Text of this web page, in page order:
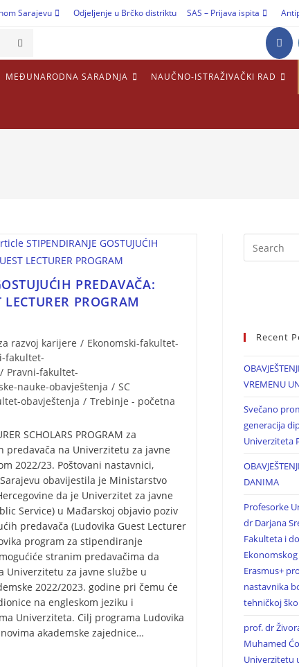
Sarajevu Odjeljenje u Brčko distriktu SAS – Prijava ispita
MEĐUNARODNA SARADNJA NAUČNO-ISTRAŽIVAČKI RAD
PREDAVAČA:
PROGRAM
razvoj karijere / Ekonomski-fakultet-
fakultet-
/ Pravni-fakultet-
nauke-obavještenja / SC
obavještenja / Trebinje - početna
SCHOLARS PROGRAM za
na Univerzitetu za javne
2022/23. Poštovani nastavnici,
obavijestila je Ministarstvo
da je Univerzitet za javne
Service) u Mađarskoj objavio poziv
predavača (Ludovika Guest Lecturer
program za stipendiranje
stranim predavačima da
Univerzitetu za javne službe u
2022/2023. godine pri čemu će
na engleskom jeziku i
Univerziteta. Cilj programa Ludovika
akademske zajednice…
Recent
VREMENU
Svečano
generacija
Univerziteta
DANIMA
Profesorke
dr Darjana
Fakulteta i
Erasmus+
nastavnika
tehničkoj
prof. dr
Muhamed
Univerzitetu